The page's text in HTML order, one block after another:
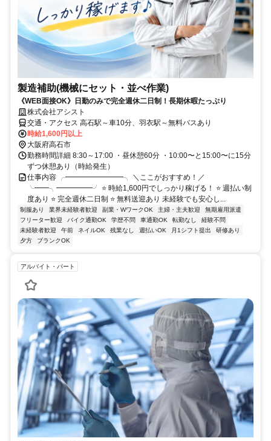
製造補助(機械にセット・並べ作業)
《WEB面接OK》日勤のみで完全週休二日制！長期休暇たっぷり
株式会社アシスト
交通・アクセス 高石駅～車10分、羽衣駅～無料バスあり
時給1,600円以上
大阪府高石市
勤務時間詳細 8:30～17:00 ・昼休憩60分 ・10:00〜と15:00〜に15分
ずつ休憩あり（時給発生）
仕事内容 ╭━━━━━━━━╮ ＼ここがおすすめ！／
╰━━╮━━━━━╯ ⭐️ 時給1,600円でしっかり稼げる！ ⭐️ 週払い制
度あり ⭐️ 完全週休二日制 ⭐️ 無料送迎あり 未経験でも安心し...
制服あり 業界未経験者歓迎 副業・WワークOK 主婦・主夫歓迎
無期雇用派遣
フリーター歓迎
バイク通勤OK 学歴不問 車通勤OK 転勤なし
経験不問
未経験者歓迎
午前 ネイルOK 残業なし 週払いOK 月1シフト提出
研修あり
夕方
ブランクOK
アルバイト・パート